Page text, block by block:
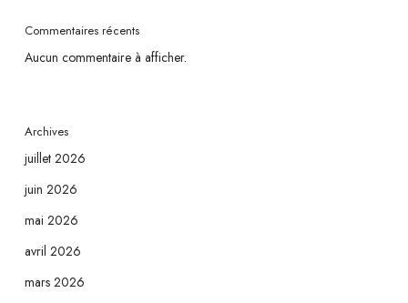
Commentaires récents
Aucun commentaire à afficher.
Archives
juillet 2026
juin 2026
mai 2026
avril 2026
mars 2026